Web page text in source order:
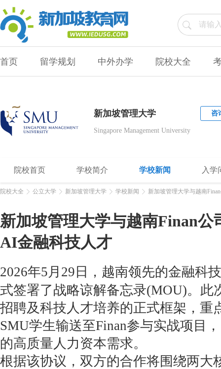
首页 留学规划 中外办学 院校大全
新加坡管理大学
Singapore Management University
咨
院校首页 学校简介 学校新闻 入学
院校大全 公立大学 新加坡管理大学 学校新闻 新加坡管理大学与越南
新加坡管理大学与越南Finan公
AI金融科技人才
2026年5月29日，越南领先的金融科
式签署了战略谅解备忘录(MOU)。此
招聘及科技人才培养的正式框架，重
SMU学生输送至Finan参与实战项目
的高质量人力资本需求。
根据该协议，双方的合作将围绕两大